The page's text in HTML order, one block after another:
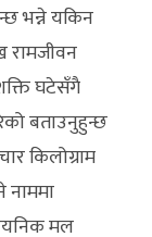
भन्ने यकिन
घटेसँगै
बताउनुहुन्छ
किलोग्राम
नाममा
मल